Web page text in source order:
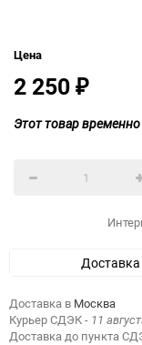
Цена
2 250 ₽
Этот товар
Доставка
Доставка в Москва
Курьер СДЭК- 11
Доставка до пункта